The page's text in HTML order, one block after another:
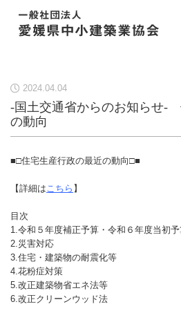
2024.04.04
-国土交通省からのお知らせ-
の動向
■□住宅生産行政の最近の動向□■
【詳細は こちら 】
目次
1.令和５年度補正予算・令和６年度当初
2.災害対応
3.住宅・建築物の耐震化等
4.花粉症対策
5.改正建築物省エネ法等
6.改正クリーンウッド法